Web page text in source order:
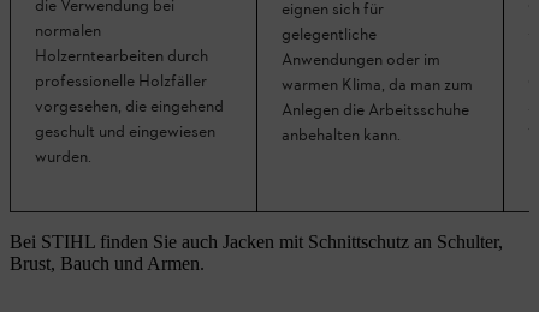
die Verwendung bei
normalen
Holzerntearbeiten durch
professionelle Holzfäller
vorgesehen, die eingehend
geschult und eingewiesen
wurden.
eignen sich für
gelegentliche
Anwendungen oder im
warmen Klima, da man zum
Anlegen die Arbeitsschuhe
anbehalten kann.
Bei STIHL finden Sie auch Jacken mit Schnittschutz an Schulter,
Brust, Bauch und Armen.